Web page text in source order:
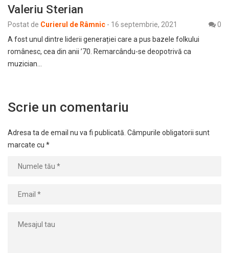
Valeriu Sterian
Postat de Curierul de Râmnic - 16 septembrie, 2021
0
A fost unul dintre liderii generației care a pus bazele folkului
românesc, cea din anii ’70. Remarcându-se deopotrivă ca
muzician…
Scrie un comentariu
Adresa ta de email nu va fi publicată. Câmpurile obligatorii sunt
marcate cu *